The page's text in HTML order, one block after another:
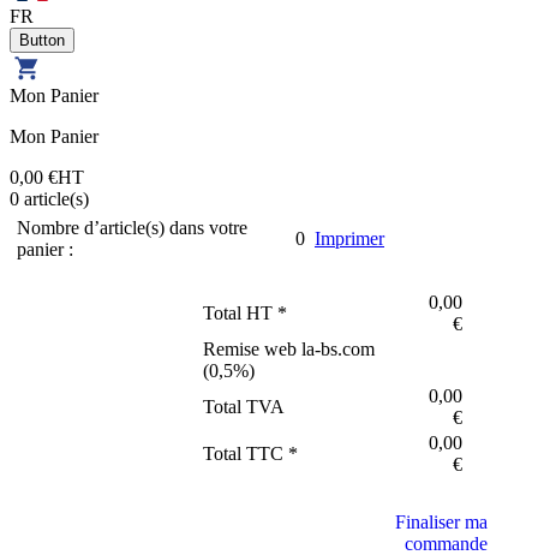
FR
Mon Panier
Mon Panier
0,00 €HT
0 article(s)
Nombre d’article(s) dans votre
panier :
0 Imprimer
Total HT *
0,00
€
Remise web la-bs.com
(0,5%)
Total TVA
0,00
€
Total TTC *
0,00
€
Finaliser ma
commande